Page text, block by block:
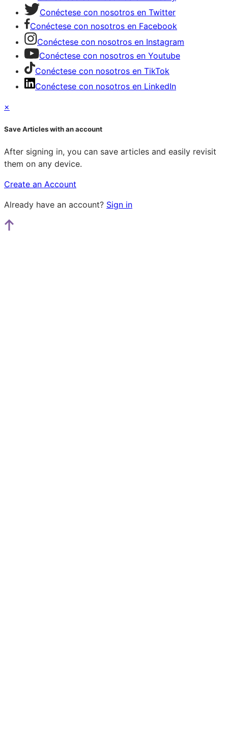
Conéctese con nosotros en Twitter
Conéctese con nosotros en Facebook
Conéctese con nosotros en Instagram
Conéctese con nosotros en Youtube
Conéctese con nosotros en TikTok
Conéctese con nosotros en LinkedIn
×
Save Articles with an account
After signing in, you can save articles and easily revisit
them on any device.
Create an Account
Already have an account? Sign in